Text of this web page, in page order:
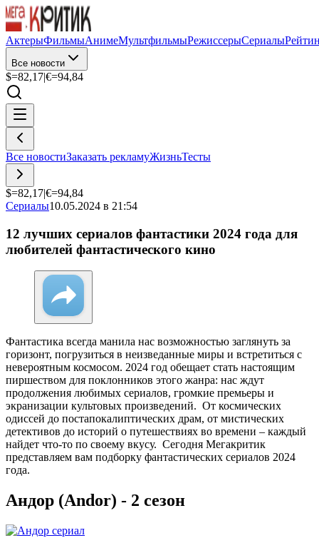
АктерыФильмыАнимеМультфильмыРежиссерыСериалы
Все новости
$=82,17|€=94,84
Все новостиЗаказать рекламуЖизньТесты
$=82,17|€=94,84
Сериалы10.05.2024 в 21:54
12 лучших сериалов фантастики 2024 года для
любителей фантастического кино
Фантастика всегда манила нас возможностью заглянуть за
горизонт, погрузиться в неизведанные миры и встретиться с
невероятным космосом. 2024 год обещает стать настоящим
пиршеством для поклонников этого жанра: нас ждут
продолжения любимых сериалов, громкие премьеры и
экранизации культовых произведений. От космических
одиссей до постапокалиптических драм, от мистических
детективов до историй о путешествиях во времени – каждый
найдет что-то по своему вкусу. Сегодня Мегакритик
представляем вам подборку фантастических сериалов 2024
года.
Андор (Andor) - 2 сезон